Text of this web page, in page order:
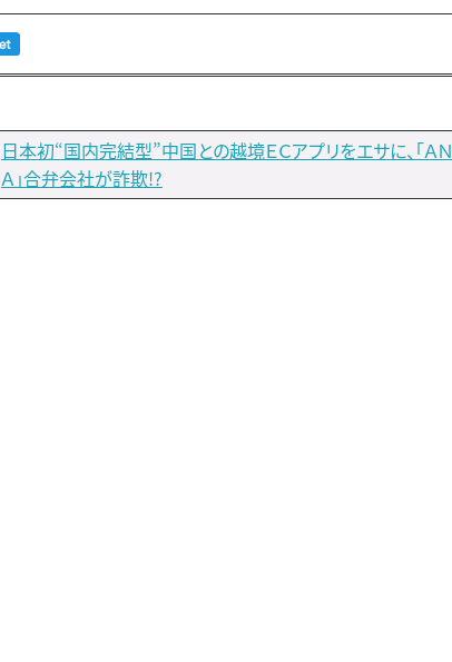
日本初“国内完結型”中国との越境ＥＣアプリをエサに、「ＡＮ
Ａ」合弁会社が詐欺!?